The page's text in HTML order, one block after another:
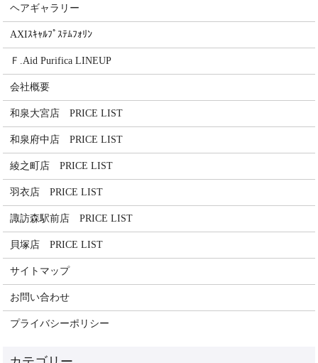
ヘアギャラリー
AXIｽｷｬﾙﾌﾟｽﾃﾑﾌｫﾘﾝ
Ｆ.Aid Purifica LINEUP
会社概要
和泉大宮店 PRICE LIST
和泉府中店 PRICE LIST
綾之町店 PRICE LIST
羽衣店 PRICE LIST
諏訪森駅前店 PRICE LIST
貝塚店 PRICE LIST
サイトマップ
お問い合わせ
プライバシーポリシー